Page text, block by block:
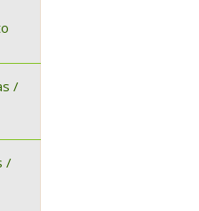
/
/